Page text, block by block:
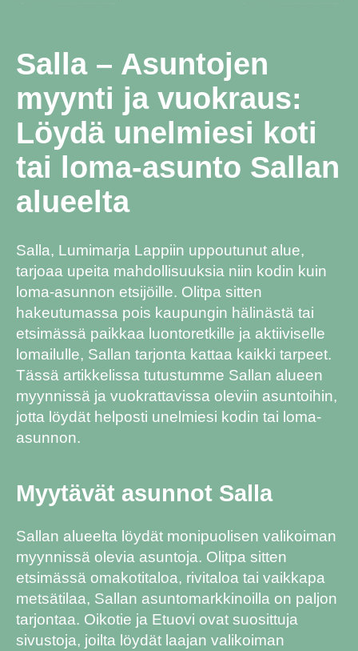
Salla – Asuntojen
myynti ja vuokraus:
Löydä unelmiesi koti
tai loma-asunto Sallan
alueelta
Salla, Lumimarja Lappiin uppoutunut alue,
tarjoaa upeita mahdollisuuksia niin kodin kuin
loma-asunnon etsijöille. Olitpa sitten
hakeutumassa pois kaupungin hälinästä tai
etsimässä paikkaa luontoretkille ja aktiiviselle
lomailulle, Sallan tarjonta kattaa kaikki tarpeet.
Tässä artikkelissa tutustumme Sallan alueen
myynnissä ja vuokrattavissa oleviin asuntoihin,
jotta löydät helposti unelmiesi kodin tai loma-
asunnon.
Myytävät asunnot Salla
Sallan alueelta löydät monipuolisen valikoiman
myynnissä olevia asuntoja. Olitpa sitten
etsimässä omakotitaloa, rivitaloa tai vaikkapa
metsätilaa, Sallan asuntomarkkinoilla on paljon
tarjontaa. Oikotie ja Etuovi ovat suosittuja
sivustoja, joilta löydät laajan valikoiman